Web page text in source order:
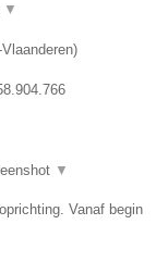
▼
)
▼
Vanaf begin